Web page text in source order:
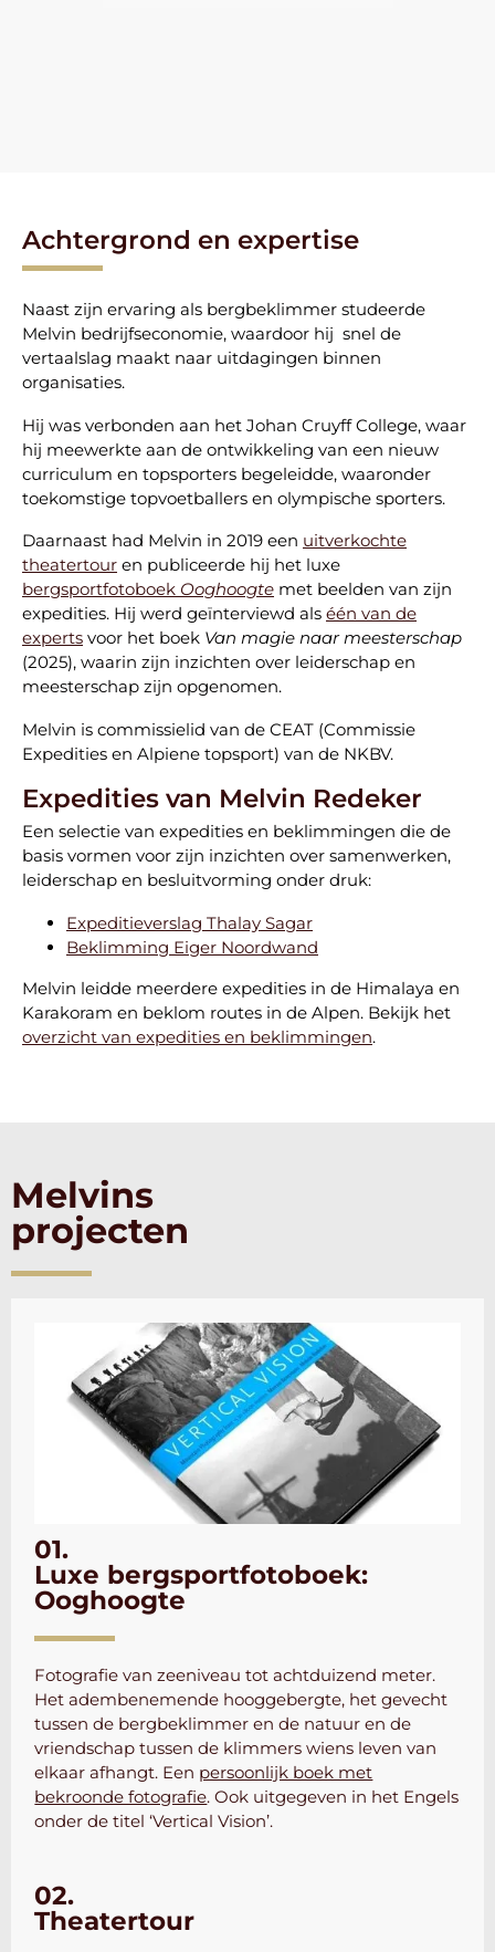
Achtergrond en expertise
Naast zijn ervaring als bergbeklimmer studeerde
Melvin bedrijfseconomie, waardoor hij snel de
vertaalslag maakt naar uitdagingen binnen
organisaties.
Hij was verbonden aan het Johan Cruyff College, waar
hij meewerkte aan de ontwikkeling van een nieuw
curriculum en topsporters begeleidde, waaronder
toekomstige topvoetballers en olympische sporters.
Daarnaast had Melvin in 2019 een uitverkochte
theatertour en publiceerde hij het luxe
bergsportfotoboek Ooghoogte met beelden van zijn
expedities. Hij werd geïnterviewd als één van de
experts voor het boek Van magie naar meesterschap
(2025), waarin zijn inzichten over leiderschap en
meesterschap zijn opgenomen.
Melvin is commissielid van de CEAT (Commissie
Expedities en Alpiene topsport) van de NKBV.
Expedities van Melvin Redeker
Een selectie van expedities en beklimmingen die de
basis vormen voor zijn inzichten over samenwerken,
leiderschap en besluitvorming onder druk:
Expeditieverslag Thalay Sagar
Beklimming Eiger Noordwand
Melvin leidde meerdere expedities in de Himalaya en
Karakoram en beklom routes in de Alpen. Bekijk het
overzicht van expedities en beklimmingen.
Melvins
projecten
01.
Luxe bergsportfotoboek:
Ooghoogte
Fotografie van zeeniveau tot achtduizend meter.
Het adembenemende hooggebergte, het gevecht
tussen de bergbeklimmer en de natuur en de
vriendschap tussen de klimmers wiens leven van
elkaar afhangt. Een persoonlijk boek met
bekroonde fotografie. Ook uitgegeven in het Engels
onder de titel ‘Vertical Vision’.
02.
Theatertour